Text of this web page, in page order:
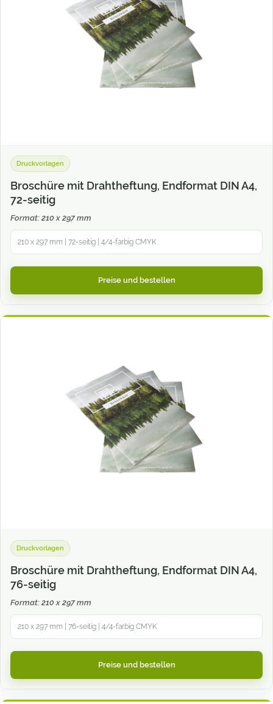
Druckvorlagen
Broschüre mit Drahtheftung, Endformat DIN A4,
72-seitig
Format: 210 x 297 mm
210 x 297 mm | 72-seitig | 4/4-farbig CMYK
Preise und bestellen
Druckvorlagen
Broschüre mit Drahtheftung, Endformat DIN A4,
76-seitig
Format: 210 x 297 mm
210 x 297 mm | 76-seitig | 4/4-farbig CMYK
Preise und bestellen